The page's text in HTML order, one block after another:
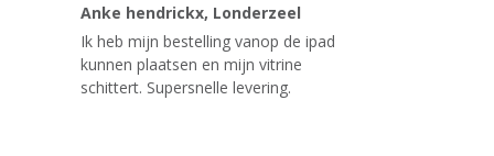
Anke hendrickx, Londerzeel
Ik heb mijn bestelling vanop de ipad
kunnen plaatsen en mijn vitrine
schittert. Supersnelle levering.